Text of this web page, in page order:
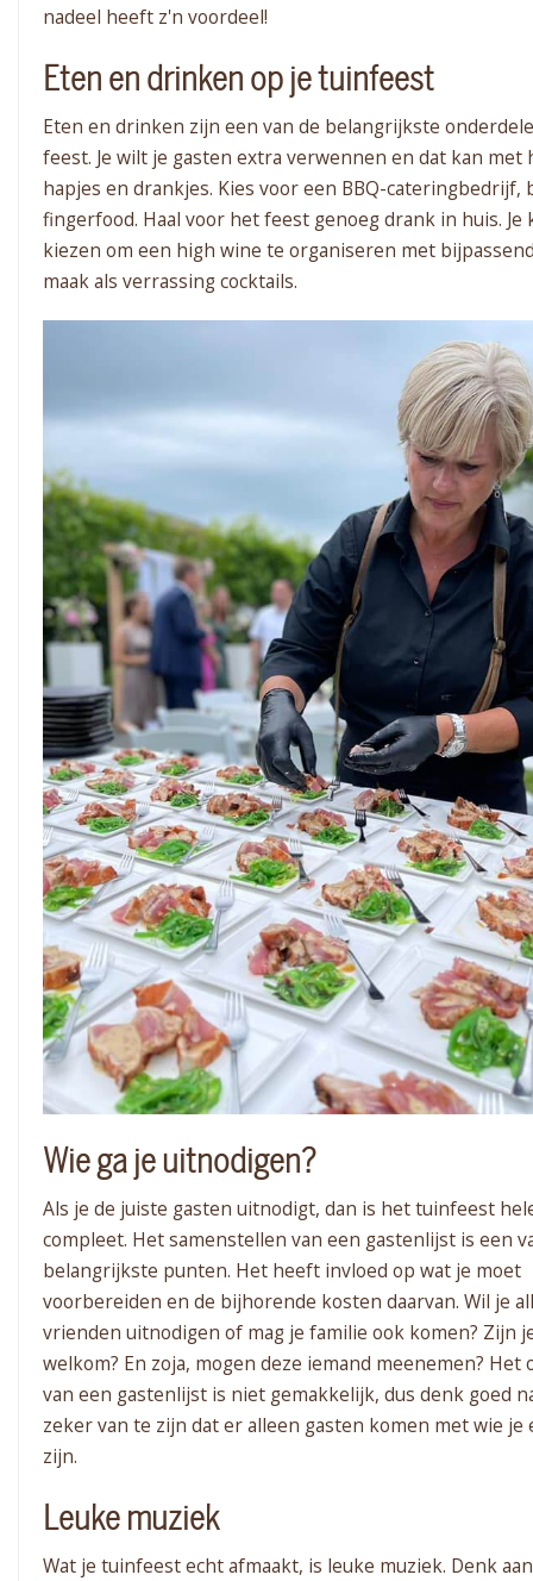
nadeel heeft z'n voordeel!
Eten en drinken op je tuinfeest
Eten en drinken zijn een van de belangrijkste
feest. Je wilt je gasten extra verwennen en dat kan met
hapjes en drankjes. Kies voor een BBQ-cateringbedrijf,
fingerfood. Haal voor het feest genoeg drank in huis. Je
kiezen om een high wine te organiseren met
maak als verrassing cocktails.
Wie ga je uitnodigen?
Als je de juiste gasten uitnodigt, dan is het tuinfeest
compleet. Het samenstellen van een gastenlijst is een
belangrijkste punten. Het heeft invloed op wat je moet
voorbereiden en de bijhorende kosten daarvan. Wil je
vrienden uitnodigen of mag je familie ook komen? Zijn
welkom? En zoja, mogen deze iemand meenemen? Het
van een gastenlijst is niet gemakkelijk, dus denk goed
zeker van te zijn dat er alleen gasten komen met wie je
zijn.
Leuke muziek
Wat je tuinfeest echt afmaakt, is leuke muziek. Denk